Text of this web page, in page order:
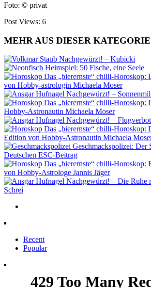
Foto: © privat
Post Views: 6
MEHR AUS DIESER KATEGORIE
Nachgewürzt! – Kubicki
Heimspiel: 50 Fische, eine Seele
Das „bierernste“ chilli-Horoskop:
von Hobby-astrologin Michaela Moser
Nachgewürzt! –
Das „bierernste“ chilli-Horoskop:
Hobby-Astronautin Michaela Moser
Nachgewürzt! –
Das „bierernste“ chilli-Horoskop:
Edition von Hobby-Astronautin Michaela
Geschmackspolizei:
Deutschen ESC-Beitrag
Das „bierernste“ chilli-Horoskop:
von Hobby-Astrologe Jannis Jäger
Nachgewürzt! – Die Ruhe
Schrei
Recent
Popular